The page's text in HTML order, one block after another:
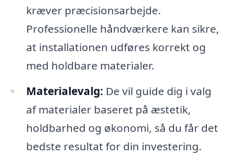
kræver præcisionsarbejde.
Professionelle håndværkere kan sikre,
at installationen udføres korrekt og
med holdbare materialer.
Materialevalg: De vil guide dig i valg
af materialer baseret på æstetik,
holdbarhed og økonomi, så du får det
bedste resultat for din investering.